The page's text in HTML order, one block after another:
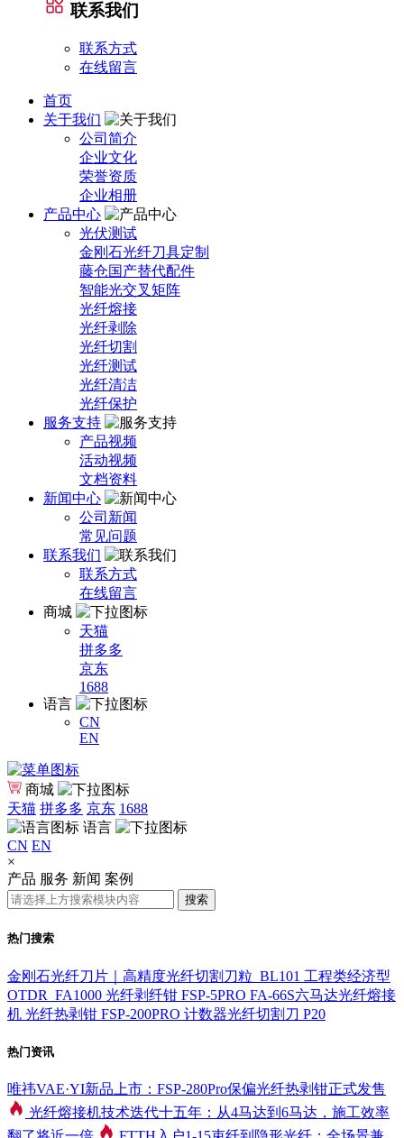
联系我们
联系方式
在线留言
首页
关于我们
公司简介
企业文化
荣誉资质
企业相册
产品中心
光伏测试
金刚石光纤刀具定制
藤仓国产替代配件
智能光交叉矩阵
光纤熔接
光纤剥除
光纤切割
光纤测试
光纤清洁
光纤保护
服务支持
产品视频
活动视频
文档资料
新闻中心
公司新闻
常见问题
联系我们
联系方式
在线留言
商城
天猫
拼多多
京东
1688
语言
CN
EN
商城
天猫 拼多多 京东 1688
语言
CN EN
×
产品 服务 新闻 案例
搜索
热门搜索
金刚石光纤刀片｜高精度光纤切割刀粒_BL101 工程类经济型
OTDR_FA1000 光纤剥纤钳 FSP-5PRO FA-66S六马达光纤熔接
机 光纤热剥钳 FSP-200PRO 计数器光纤切割刀 P20
热门资讯
唯祎VAE·YI新品上市：FSP-280Pro保偏光纤热剥钳正式发售
光纤熔接机技术迭代十五年：从4马达到6马达，施工效率